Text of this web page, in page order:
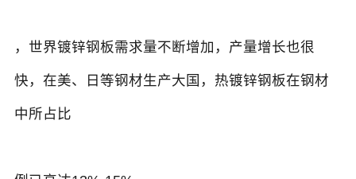
，世界镀锌钢板需求量不断增加，产量增长也很
快，在美、日等钢材生产大国，热镀锌钢板在钢材
中所占比